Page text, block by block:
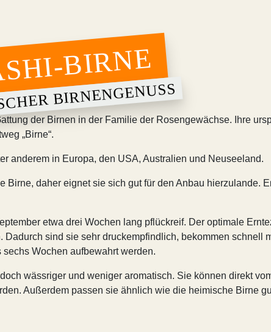
BIRNE
BIRNENGENUSS
der Birnen in der Familie der Rosengewächse. Ihre
„Birne“.
anderem in Europa, den USA, Australien und Neuseeland.
daher eignet sie sich gut für den Anbau hierzulande.
etwa drei Wochen lang pflückreif. Der optimale
sind sie sehr druckempfindlich, bekommen schnell
Wochen aufbewahrt werden.
wässriger und weniger aromatisch. Sie können direkt
Außerdem passen sie ähnlich wie die heimische Birne